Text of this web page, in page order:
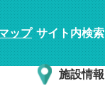
ップ サイト内検索
施設情報